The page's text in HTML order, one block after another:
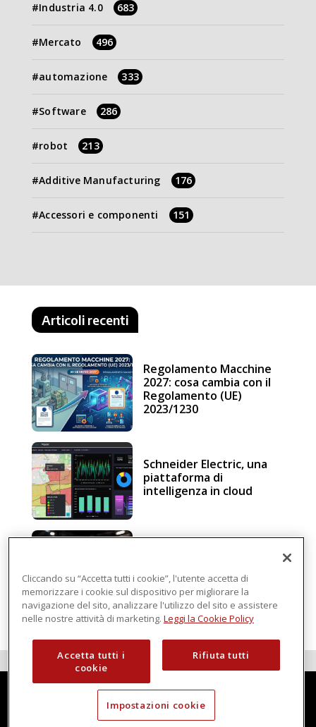
Industria 4.0 683
Mercato 496
automazione 333
Software 286
robot 213
Additive Manufacturing 176
Accessori e componenti 151
Articoli recenti
Regolamento Macchine
2027: cosa cambia con il
Regolamento (UE)
2023/1230
Schneider Electric, una
piattaforma di
intelligenza in cloud
Regolamento macchine
Cliccando su “Accetta tutti i cookie”, l'utente accetta di
memorizzare i cookie sul dispositivo per migliorare la
navigazione del sito, analizzare l'utilizzo del sito e assistere
nelle nostre attività di marketing. Leggi la Cookie Policy
Accetta tutti i
cookie
Rifiuta tutti
Impostazioni cookie